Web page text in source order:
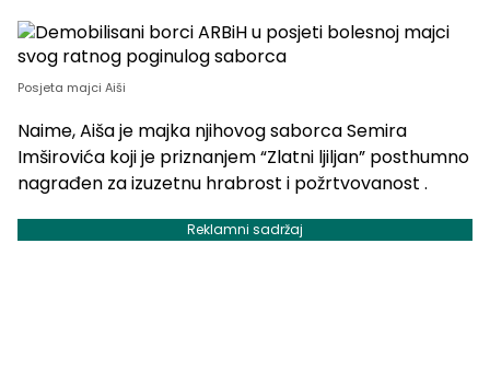
Posjeta majci Aiši
Naime, Aiša je majka njihovog saborca Semira
Imširovića koji je priznanjem “Zlatni ljiljan” posthumno
nagrađen za izuzetnu hrabrost i požrtvovanost .
Reklamni sadržaj